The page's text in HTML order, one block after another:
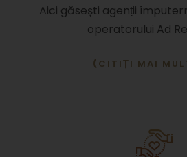
Aici găsești agenṭii
operatorului Ad
(CITIṬI MAI